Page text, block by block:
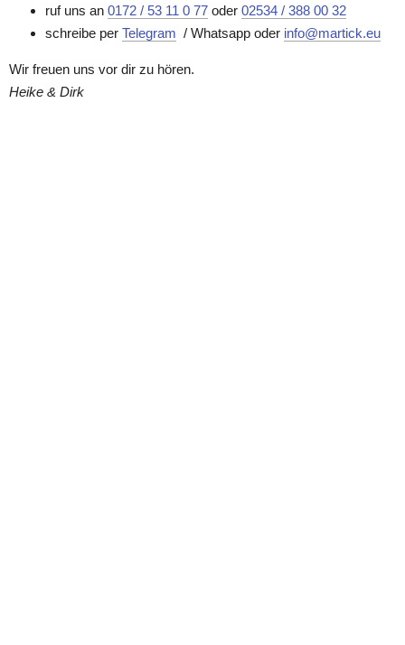
ruf uns an 0172 / 53 11 0 77 oder 02534 / 388 00 32
schreibe per Telegram / Whatsapp oder info@martick.eu
Wir freuen uns vor dir zu hören.
Heike & Dirk